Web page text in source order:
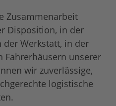
Zusammenarbeit
Disposition, in der
der Werkstatt, in der
Fahrerhäusern unserer
wir zuverlässige,
logistische